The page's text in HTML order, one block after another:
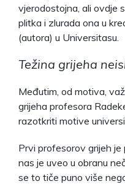
vjerodostojna, ali ovdje
plitka i zlurada ona u
(autora) u Universitasu.
Težina grijeha
Međutim, od motiva,
grijeha profesora
razotkriti motive
Prvi profesorov grijeh
nas je uveo u obranu
se to tiče puno više